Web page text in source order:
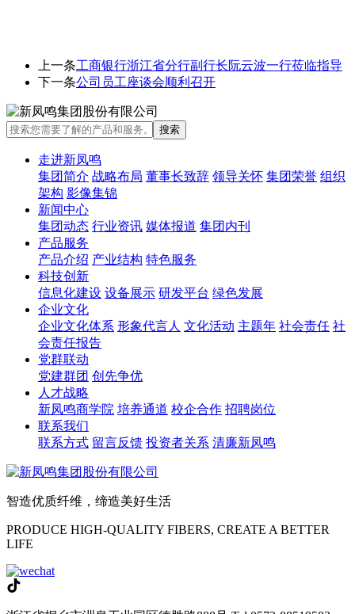
上一条工商银行浙江省分行副行长阮云波一行莅临指导
下一条公司员工座谈会顺利召开
走进新凤鸣
集团简介 战略布局 董事长致辞 领导关怀 集团荣誉 组织
架构 影像集锦
新闻中心
集团动态 行业资讯 媒体报道 集团内刊
产品服务
产品介绍 产业结构 特色服务
科技创新
信息化建设 设备展示 研发平台 绿色发展
企业文化
企业文化体系 形象代言人 文化活动 主题年 社会责任 社
会责任报告
党群联动
党建群团 创先争优
人才战略
新凤鸣商学院 培养通道 校企合作 招聘岗位
联系我们
联系方式 留言反馈 投资者关系 清廉新凤鸣
智造优质纤维，缔造美好生活
PRODUCE HIGH-QUALITY FIBERS, CREATE A BETTER
LIFE